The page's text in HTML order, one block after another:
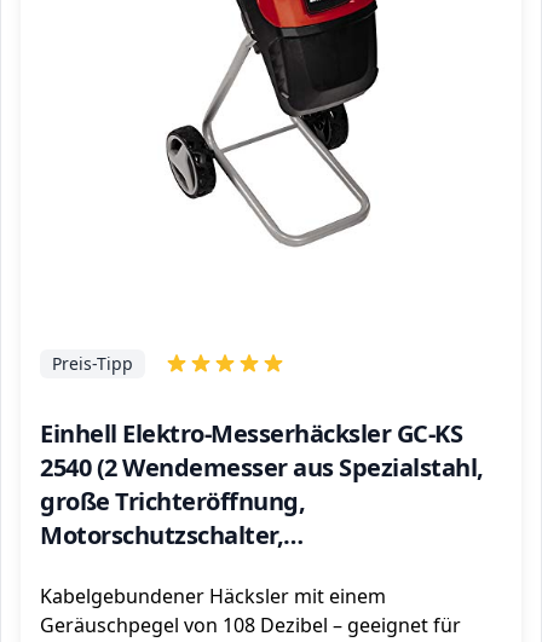
Einhell Elektro-Messerhäcksler GC-KS
2540 (2 Wendemesser aus Spezialstahl,
große Trichteröffnung,
Motorschutzschalter,
inkl. Stopfer) Rot
Preis-Tipp
Kabelgebundener Häcksler mit einem
Geräuschpegel von 108 Dezibel – geeignet für